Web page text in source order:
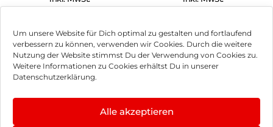
Um unsere Website für Dich optimal zu gestalten und fortlaufend
verbessern zu können, verwenden wir Cookies. Durch die weitere
Nutzung der Website stimmst Du der Verwendung von Cookies zu.
Weitere Informationen zu Cookies erhältst Du in unserer
Datenschutzerklärung.
Alle akzeptieren
Impressum